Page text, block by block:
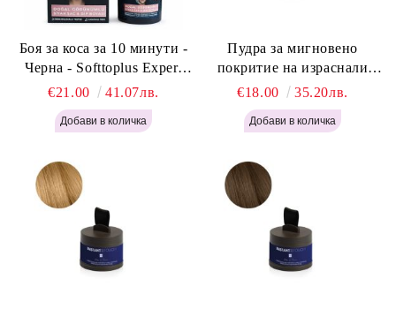
Боя за коса за 10 минути -
Черна - Softtoplus Expert
Woman Black 400мл
€21.00 41.07лв.
Пудра за мигновено
покритие на израснали
корени Светло Русо - Labor
Pro Instant Retouch Powder -
Light Blonde H646
€18.00 35.20лв.